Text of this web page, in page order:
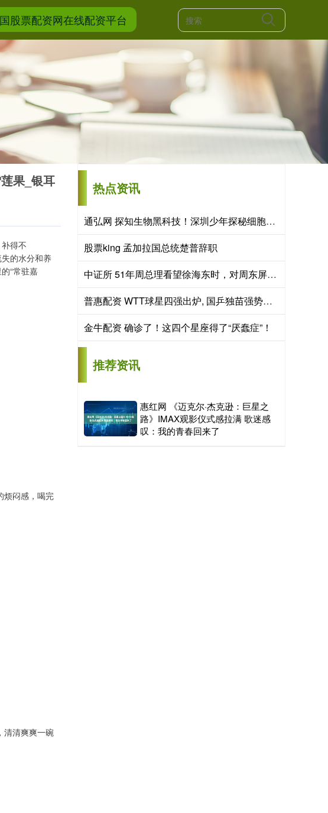
股票配资网在线配资平台
果_银耳
得不
的水分和养
“常驻嘉
烦闷感，喝完
清清爽爽一碗
热点资讯
通弘网 探知生物黑科技！深圳少年探秘细胞宝库，沉浸式玩转科创课堂
股票king 孟加拉国总统楚普辞职
中证所 51年周总理看望徐海东时，对周东屏说：有你在，我和小超就放心了
普惠配资 WTT球星四强出炉, 国乒独苗强势逆转, 日本队全军覆没
金牛配资 确诊了！这四个星座得了“厌蠢症”！
推荐资讯
惠红网 《迈克尔·杰克逊：巨星之
路》IMAX观影仪式感拉满 歌迷感
叹：我的青春回来了